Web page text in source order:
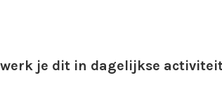
je dit in dagelijkse